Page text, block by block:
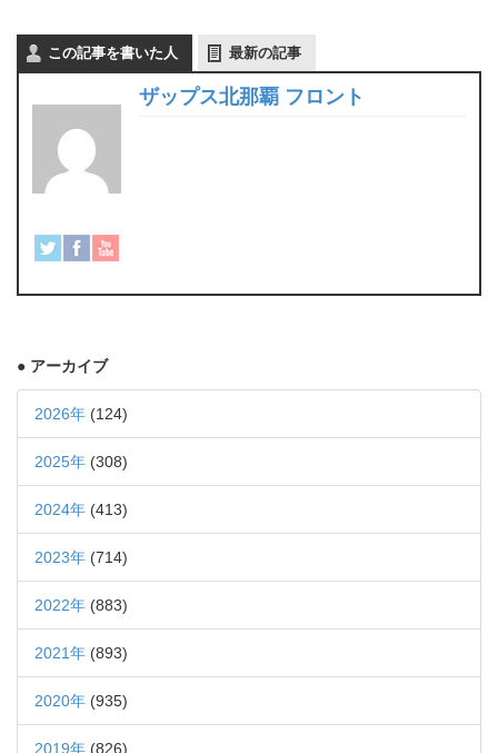
この記事を書いた人 最新の記事
ザップス北那覇 フロント
● アーカイブ
2026年 (124)
2025年 (308)
2024年 (413)
2023年 (714)
2022年 (883)
2021年 (893)
2020年 (935)
2019年 (826)